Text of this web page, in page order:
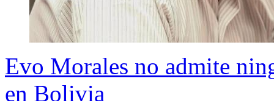
Evo Morales no admite
en Bolivia